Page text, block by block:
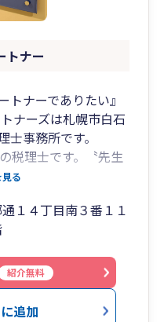
トナー
トナーでありたい』
ナーズは札幌市白石
事務所です。
税理士です。〝先生
“として顧客本位の
タッフが在籍してお
で様々な業種の企業
ティングや 社労士業
り組んでいます。
る
１４丁目南３番１１
紹介無料
追加